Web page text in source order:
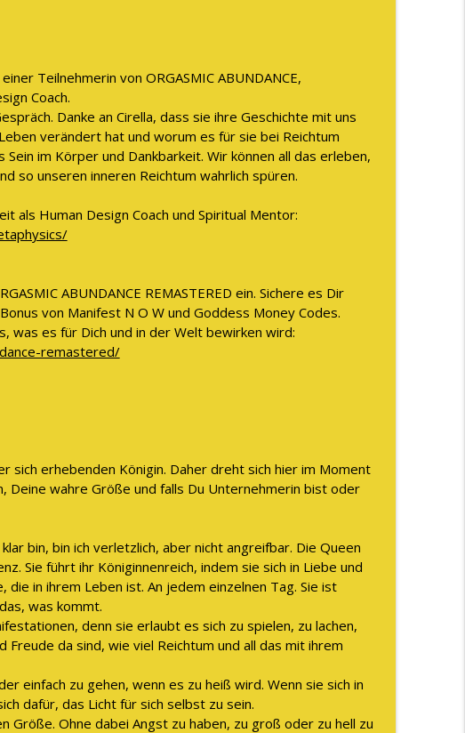
endlich WIRKLICH lebst
oder auch die 1 Million Marke zu knacken
und WAS Vertrauen WIRKLICH ist
dort glücklich sein kannst info_outline
Teilnehmerin von ORGASMIC ABUNDANCE,
Coach.
Danke an Cirella, dass sie ihre Geschichte mit uns
verändert hat und worum es für sie bei Reichtum
im Körper und Dankbarkeit. Wir können all das erleben,
so unseren inneren Reichtum wahrlich spüren.
als Human Design Coach und Spiritual Mentor:
ABUNDANCE REMASTERED ein. Sichere es Dir
von Manifest N O W und Goddess Money Codes.
was es für Dich und in der Welt bewirken wird:
remastered/
sich erhebenden Königin. Daher dreht sich hier im Moment
Deine wahre Größe und falls Du Unternehmerin bist oder
bin, bin ich verletzlich, aber nicht angreifbar. Die Queen
Sie führt ihr Königinnenreich, indem sie sich in Liebe und
die in ihrem Leben ist. An jedem einzelnen Tag. Sie ist
was kommt.
denn sie erlaubt es sich zu spielen, zu lachen,
Freude da sind, wie viel Reichtum und all das mit ihrem
einfach zu gehen, wenn es zu heiß wird. Wenn sie sich in
dafür, das Licht für sich selbst zu sein.
Größe. Ohne dabei Angst zu haben, zu groß oder zu hell zu